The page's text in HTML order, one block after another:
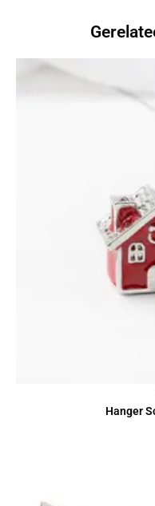
Hanger